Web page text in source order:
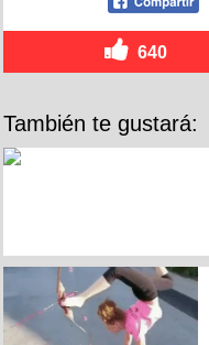
640
También te gustará: